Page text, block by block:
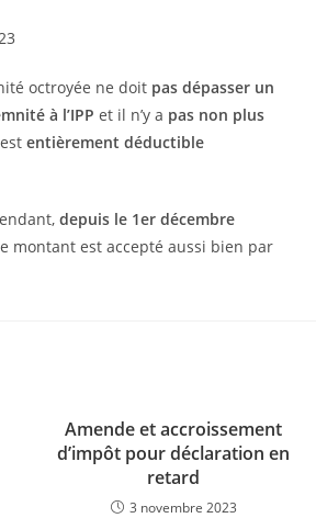
octroyée ne doit pas dépasser un
à l’IPP et il n’y a pas non plus
entièrement déductible
depuis le 1er décembre
montant est accepté aussi bien par
Amende et accroissement
d’impôt pour déclaration en
retard
3 novembre 2023